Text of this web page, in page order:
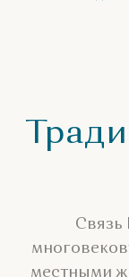
Связь
местными